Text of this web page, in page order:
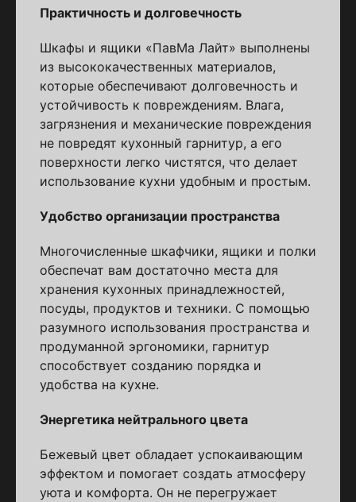
Практичность и долговечность
Шкафы и ящики «ПавМа Лайт» выполнены
из высококачественных материалов,
которые обеспечивают долговечность и
устойчивость к повреждениям. Влага,
загрязнения и механические повреждения
не повредят кухонный гарнитур, а его
поверхности легко чистятся, что делает
использование кухни удобным и простым.
Удобство организации пространства
Многочисленные шкафчики, ящики и полки
обеспечат вам достаточно места для
хранения кухонных принадлежностей,
посуды, продуктов и техники. С помощью
разумного использования пространства и
продуманной эргономики, гарнитур
способствует созданию порядка и
удобства на кухне.
Энергетика нейтрального цвета
Бежевый цвет обладает успокаивающим
эффектом и помогает создать атмосферу
уюта и комфорта. Он не перегружает